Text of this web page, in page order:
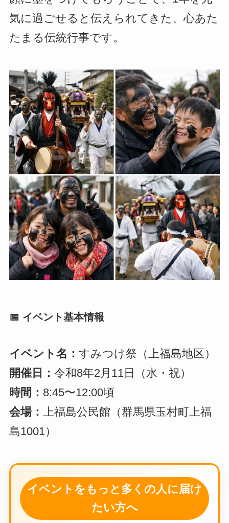
気に過ごせると伝えられてきた、心あた
たまる伝統行事です。
📅 イベント基本情報
イベント名： すみつけ祭（上福島地区）
開催日： 令和8年2月11日（水・祝）
時間： 8:45〜12:00頃
会場： 上福島公民館（群馬県玉村町上福
島1001）
イベントをもっと多くの人に届け
たい方へ